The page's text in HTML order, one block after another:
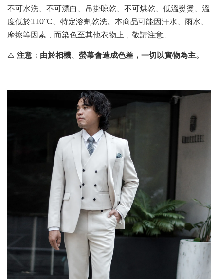
不可水洗、不可漂白、吊掛晾乾、不可烘乾、低溫熨燙、溫
度低於110°C、特定溶劑乾洗。本商品可能因汗水、雨水、
摩擦等因素，而染色至其他衣物上，敬請注意。
⚠️ 注意：由於相機、螢幕會造成色差，一切以實物為主。